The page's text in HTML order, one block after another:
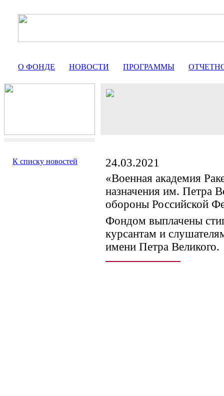
О ФОНДЕ НОВОСТИ ПРОГРАММЫ
К списку новостей
24.03.2021
«Военная академия
назначения им. Петра
обороны Российской
Фондом выплачены
курсантам и
имени Петра Великого.